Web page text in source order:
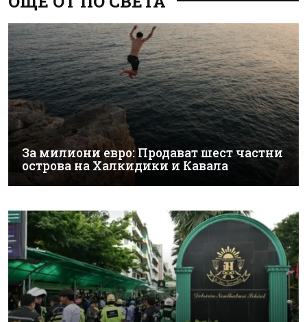
За милиони евро: Продават шест частни
острова на Халкидики и Кавала